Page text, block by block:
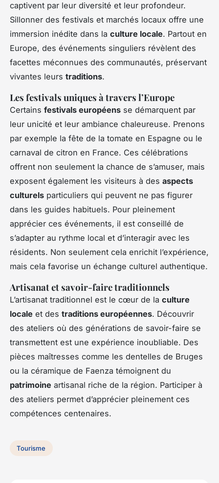
captivent par leur diversité et leur profondeur.
Sillonner des festivals et marchés locaux offre une
immersion inédite dans la culture locale. Partout en
Europe, des événements singuliers révèlent des
facettes méconnues des communautés, préservant
vivantes leurs traditions.
Les festivals uniques à travers l’Europe
Certains festivals européens se démarquent par
leur unicité et leur ambiance chaleureuse. Prenons
par exemple la fête de la tomate en Espagne ou le
carnaval de citron en France. Ces célébrations
offrent non seulement la chance de s’amuser, mais
exposent également les visiteurs à des aspects
culturels particuliers qui peuvent ne pas figurer
dans les guides habituels. Pour pleinement
apprécier ces événements, il est conseillé de
s’adapter au rythme local et d’interagir avec les
résidents. Non seulement cela enrichit l’expérience,
mais cela favorise un échange culturel authentique.
Artisanat et savoir-faire traditionnels
L’artisanat traditionnel est le cœur de la culture
locale et des traditions européennes. Découvrir
des ateliers où des générations de savoir-faire se
transmettent est une expérience inoubliable. Des
pièces maîtresses comme les dentelles de Bruges
ou la céramique de Faenza témoignent du
patrimoine artisanal riche de la région. Participer à
des ateliers permet d’apprécier pleinement ces
compétences centenaires.
Tourisme